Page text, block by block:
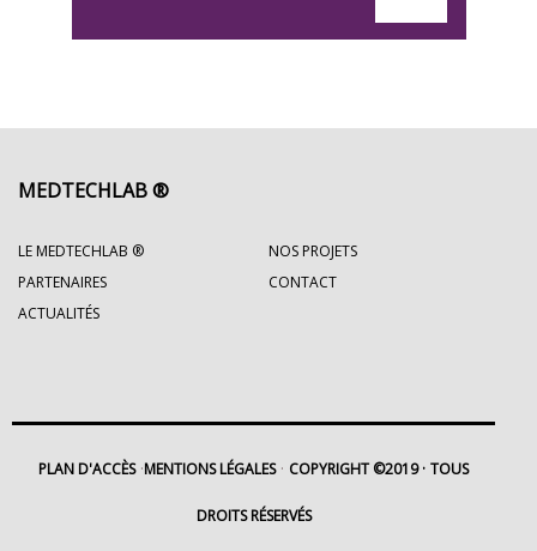
MEDTECHLAB ®
LE MEDTECHLAB ®
NOS PROJETS
PARTENAIRES
CONTACT
ACTUALITÉS
PLAN D'ACCÈS MENTIONS LÉGALES COPYRIGHT ©2019 TOUS
DROITS RÉSERVÉS